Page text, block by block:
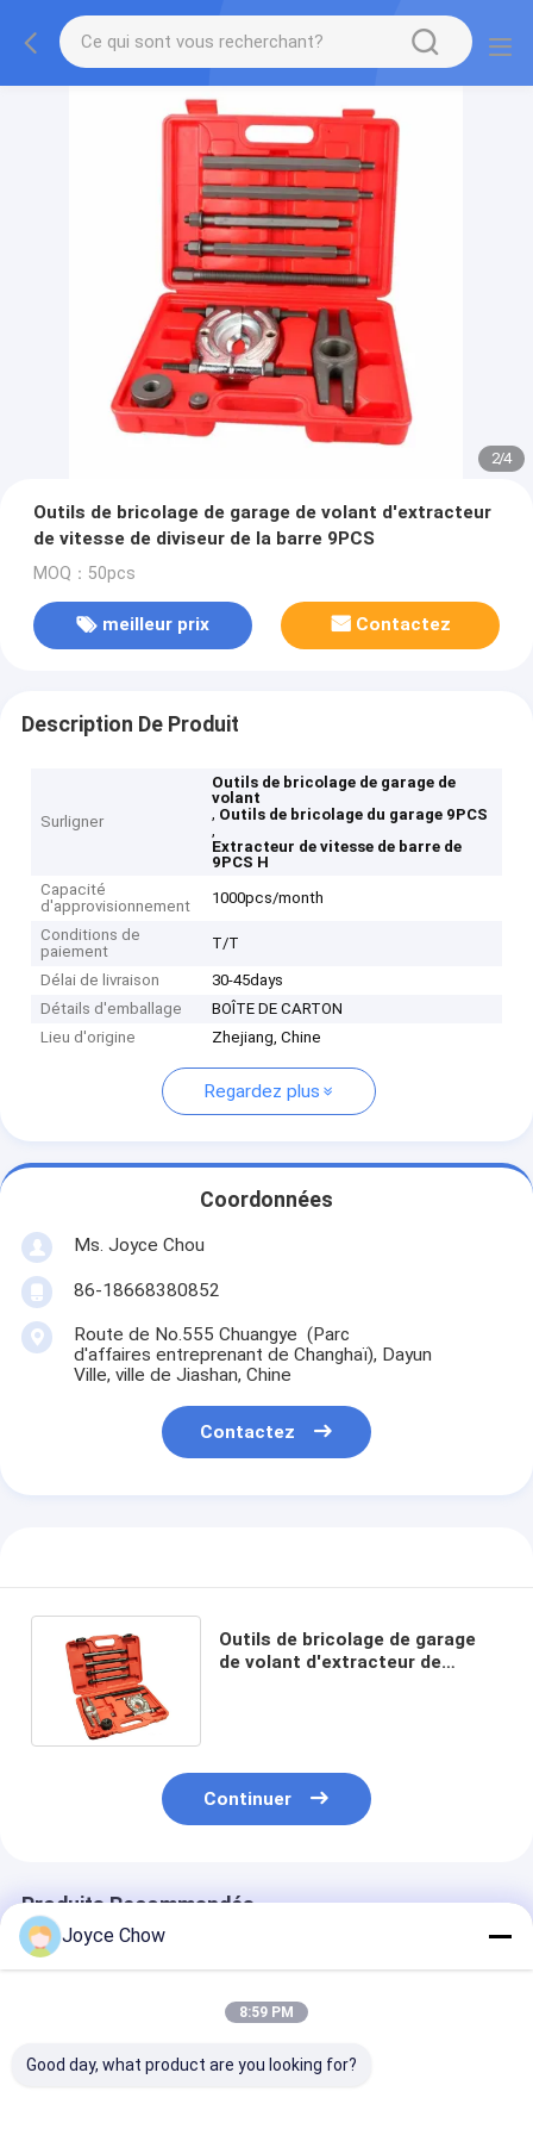
2/4
Outils de bricolage de garage de volant d'extracteur
de vitesse de diviseur de la barre 9PCS
MOQ：50pcs
meilleur prix Contactez
Description De Produit
Surligner
Outils de bricolage de garage de
volant
, Outils de bricolage du garage 9PCS
,
Extracteur de vitesse de barre de
9PCS H
Capacité
d'approvisionnement
1000pcs/month
Conditions de
paiement
T/T
Délai de livraison
30-45days
Détails d'emballage
BOÎTE DE CARTON
Lieu d'origine
Zhejiang, Chine
Regardez plus
Coordonnées
Ms. Joyce Chou
86-18668380852
Route de No.555 Chuangye (Parc
d'affaires entreprenant de Changhaï), Dayun
Ville, ville de Jiashan, Chine
Contactez
Outils de bricolage de garage
de volant d'extracteur de
Continuer
Produits Recommandés
Joyce Chow
8:59 PM
Good day, what product are you looking for?